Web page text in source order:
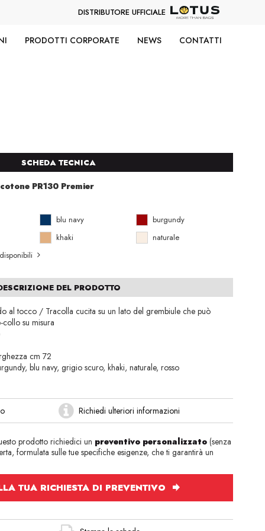
DISTRIBUTORE UFFICIALE
PRODOTTI CORPORATE NEWS CONTATTI
SCHEDA TECNICA
PR130 Premier
blu navy
burgundy
khaki
naturale
DEL PRODOTTO
al tocco / Tracolla cucita su un lato del grembiule che può
su misura
cm 72
blu navy, grigio scuro, khaki, naturale, rosso
Richiedi ulteriori informazioni
prodotto richiedici un preventivo personalizzato (senza
formulata sulle tue specifiche esigenze, che ti garantirà un
TUA RICHIESTA DI PREVENTIVO